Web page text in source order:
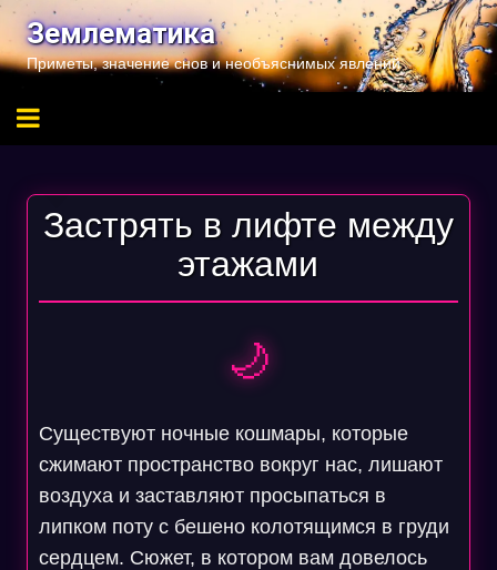
Перейти
содержимому
Землематика
Приметы, значение снов и необъяснимых явлений
Застрять в лифте между
этажами
🌙
Существуют ночные кошмары, которые
сжимают пространство вокруг нас, лишают
воздуха и заставляют просыпаться в
липком поту с бешено колотящимся в груди
сердцем. Сюжет, в котором вам довелось